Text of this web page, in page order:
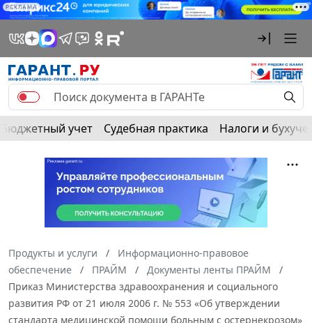
РЕКЛАМА
Бюджетный учет Судебная практика Налоги и
Продукты и услуги
Информационно-правовое
обеспечение
ПРАЙМ
Документы ленты ПРАЙМ
Приказ Министерства здравоохранения и социального
развития РФ от 21 июля 2006 г. № 553 «Об утверждении
стандарта медицинской помощи больным с остернекрозом»